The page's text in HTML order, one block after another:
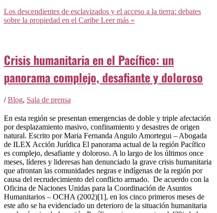
Los descendientes de esclavizados y el acceso a la tierra: debates
sobre la propiedad en el Caribe Leer más »
Crisis humanitaria en el Pacífico: un
panorama complejo, desafiante y doloroso
/Blog, Sala de prensa
En esta región se presentan emergencias de doble y triple afectación
por desplazamiento masivo, confinamiento y desastres de origen
natural. Escrito por Maria Fernanda Angulo Amortegui – Abogada
de ILEX Acción Jurídica El panorama actual de la región Pacífico
es complejo, desafiante y doloroso. A lo largo de los últimos once
meses, líderes y lideresas han denunciado la grave crisis humanitaria
que afrontan las comunidades negras e indígenas de la región por
causa del recrudecimiento del conflicto armado. De acuerdo con la
Oficina de Naciones Unidas para la Coordinación de Asuntos
Humanitarios – OCHA (2002)[1], en los cinco primeros meses de
este año se ha evidenciado un deterioro de la situación humanitaria